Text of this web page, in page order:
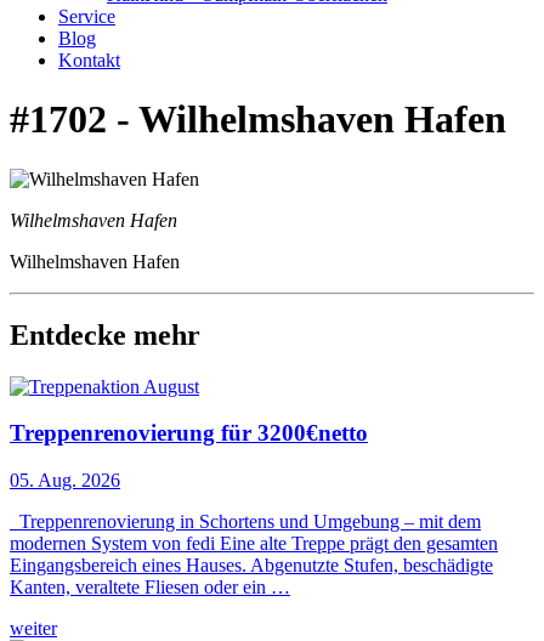
Service
Blog
Kontakt
#1702 - Wilhelmshaven Hafen
Wilhelmshaven Hafen
Wilhelmshaven Hafen
Entdecke mehr
Treppenrenovierung für 3200€netto
05. Aug. 2026
Treppenrenovierung in Schortens und Umgebung – mit dem
modernen System von fedi Eine alte Treppe prägt den gesamten
Eingangsbereich eines Hauses. Abgenutzte Stufen, beschädigte
Kanten, veraltete Fliesen oder ein …
weiter